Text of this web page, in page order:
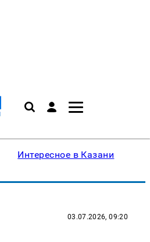
Интересное в Казани
03.07.2026, 09:20